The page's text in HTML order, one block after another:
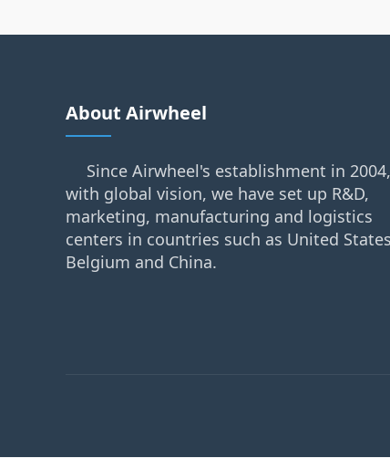
About Airwheel
Since Airwheel's establishment in 2004,
with global vision, we have set up R&D,
marketing, manufacturing and logistics
centers in countries such as United
Belgium and China.